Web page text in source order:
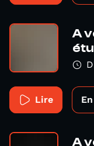
A
Lire
A